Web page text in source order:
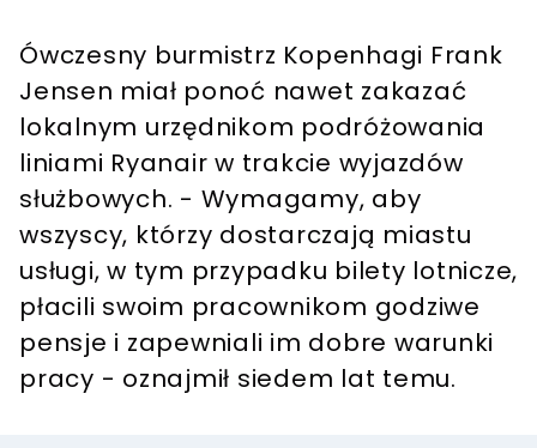
Ówczesny burmistrz Kopenhagi Frank
Jensen miał ponoć nawet zakazać
lokalnym urzędnikom podróżowania
liniami Ryanair w trakcie wyjazdów
służbowych. - Wymagamy, aby
wszyscy, którzy dostarczają miastu
usługi, w tym przypadku bilety lotnicze,
płacili swoim pracownikom godziwe
pensje i zapewniali im dobre warunki
pracy - oznajmił siedem lat temu.